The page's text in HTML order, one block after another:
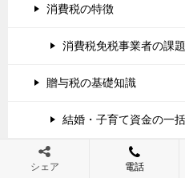
消費税の特徴
消費税免税事業者の課題
贈与税の基礎知識
結婚・子育て資金の一
教育資金の一括贈与に
シェア 電話